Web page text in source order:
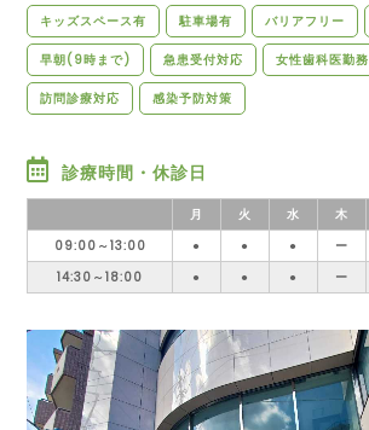
キッズスペース有 駐車場有 バリアフリー
早朝(9時まで) 急患受付対応 女性歯科医勤務
訪問診療対応 感染予防対策
診療時間・休診日
月 火 水 木
09:00～13:00
● ● ● ー
14:30～18:00
● ● ● ー